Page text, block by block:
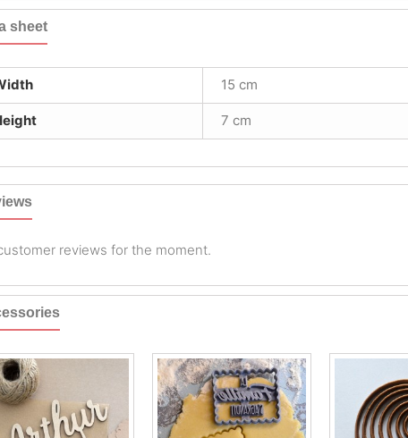
sheet
15 cm
7 cm
reviews for the moment.